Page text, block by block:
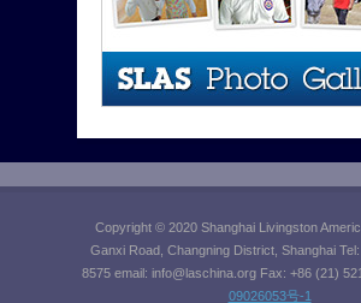
Copyright © 2020 Shanghai Livingston
Ganxi Road, Changning District, Shanghai
8575 email: info@laschina.org Fax: +86 (21)
09026053号-1